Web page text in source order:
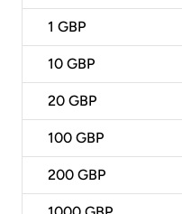
1 GBP
10 GBP
20 GBP
100 GBP
200 GBP